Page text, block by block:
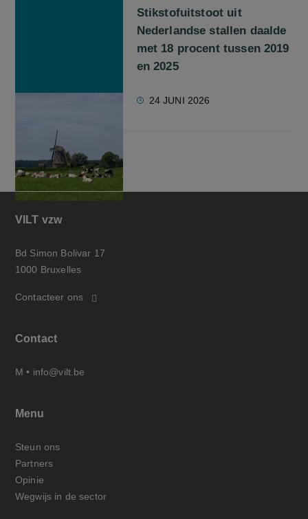
Stikstofuitstoot uit
Nederlandse stallen daalde
met 18 procent tussen 2019
en 2025
24 JUNI 2026
VILT vzw
Bd Simon Bolivar 17
1000 Bruxelles
Contacteer ons
Contact
M • info@vilt.be
Menu
Steun ons
Partners
Opinie
Wegwijs in de sector